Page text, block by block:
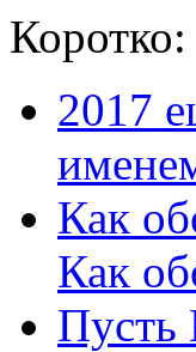
Коротко:
2017
Как
Как